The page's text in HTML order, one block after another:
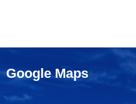
Google Maps